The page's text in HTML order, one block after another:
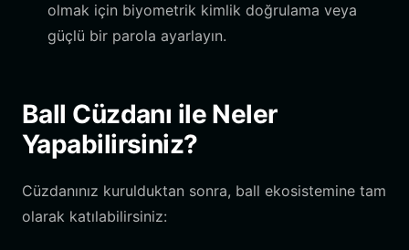
olmak için biyometrik kimlik doğrulama veya
güçlü bir parola ayarlayın.
Ball Cüzdanı ile Neler
Yapabilirsiniz?
Cüzdanınız kurulduktan sonra, ball ekosistemine tam
olarak katılabilirsiniz: